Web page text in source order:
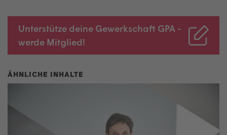
Unterstütze deine Gewerkschaft GPA -
werde Mitglied!